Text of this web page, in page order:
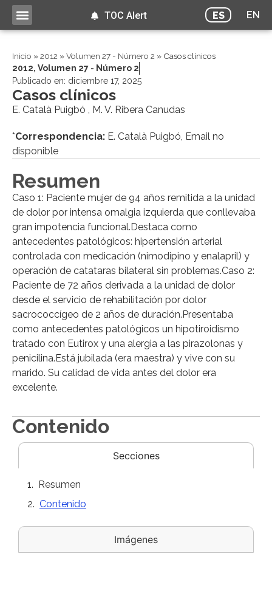
ES EN
TOC Alert
Inicio »2012 »Volumen 27 - Número 2 » Casos clínicos
2012, Volumen 27 - Número 2
Publicado en: diciembre 17, 2025
Casos clínicos
E. Català Puigbó , M. V. Ribera Canudas
*Correspondencia: E. Català Puigbó, Email no
disponible
Resumen
Caso 1: Paciente mujer de 94 años remitida a la unidad
de dolor por intensa omalgia izquierda que conllevaba
gran impotencia funcional.Destaca como
antecedentes patológicos: hiper­ten­sión arterial
controlada con medicación (nimodipino y enalapril) y
operación de catataras bilateral sin problemas.Caso 2:
Paciente de 72 años derivada a la unidad de dolor
desde el servicio de rehabilitación por dolor
sacrococcígeo de 2 años de duración.Presentaba
como antecedentes patológicos un hipotiroidismo
tratado con Eutirox y una alergia a las pirazolonas y
penicilina.Está jubilada (era maestra) y vive con su
marido. Su calidad de vida antes del dolor era
excelente.
Contenido
Secciones
Imágenes
Resumen
Contenido